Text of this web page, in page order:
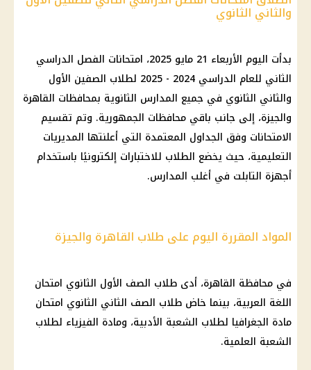
والثاني الثانوي
بدأت اليوم الأربعاء 21 مايو 2025
، امتحانات الفصل الدراسي
الثاني للعام الدراسي 2024 - 2025 لطلاب الصفين الأول
والثاني الثانوي في جميع المدارس الثانوية بمحافظات القاهرة
والجيزة، إلى جانب باقي محافظات الجمهورية. وتم تقسيم
الامتحانات وفق الجداول المعتمدة التي أعلنتها المديريات
التعليمية، حيث يخضع الطلاب للاختبارات إلكترونيًا باستخدام
أجهزة التابلت في أغلب المدارس.
المواد المقررة اليوم على طلاب القاهرة والجيزة
في محافظة القاهرة، أدى طلاب الصف الأول الثانوي امتحان
اللغة العربية، بينما خاض طلاب الصف الثاني الثانوي امتحان
مادة الجغرافيا لطلاب الشعبة الأدبية، ومادة الفيزياء لطلاب
الشعبة العلمية.